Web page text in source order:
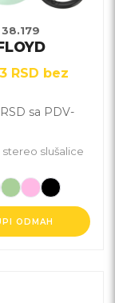
38.179
RSD bez
RSD sa PDV-
stereo slušalice
ODMAH